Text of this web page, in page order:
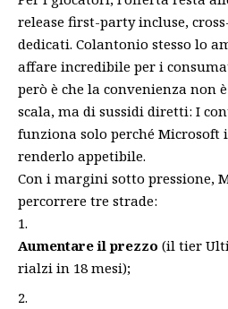
release first-party incluse,
dedicati. Colantonio stesso lo
affare incredibile per i
però è che la convenienza non
scala, ma di sussidi diretti: I
funziona solo perché
renderlo appetibile.
Con i margini sotto pressione,
percorrere tre strade:
Aumentare il prezzo (il tier
rialzi in 18 mesi);